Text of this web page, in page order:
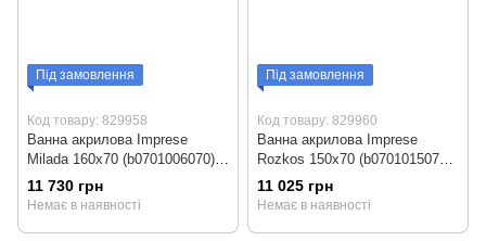
Під замовлення
Код товару: 829958
Ванна акрилова Imprese
Milada 160x70 (b0701006070)
без ніжок
11 730 грн
Немає в наявності
Під замовлення
Код товару: 829960
Ванна акрилова Imprese
Rozkos 150x70 (b0701015070)
без ніжок
11 025 грн
Немає в наявності